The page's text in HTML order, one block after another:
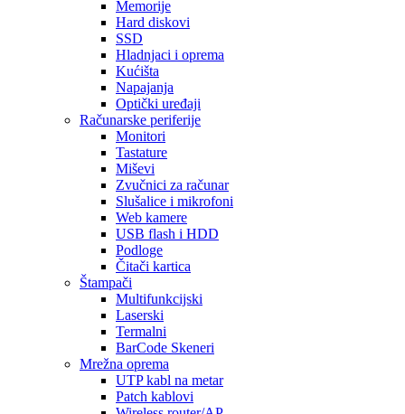
Memorije
Hard diskovi
SSD
Hladnjaci i oprema
Kućišta
Napajanja
Optički uređaji
Računarske periferije
Monitori
Tastature
Miševi
Zvučnici za računar
Slušalice i mikrofoni
Web kamere
USB flash i HDD
Podloge
Čitači kartica
Štampači
Multifunkcijski
Laserski
Termalni
BarCode Skeneri
Mrežna oprema
UTP kabl na metar
Patch kablovi